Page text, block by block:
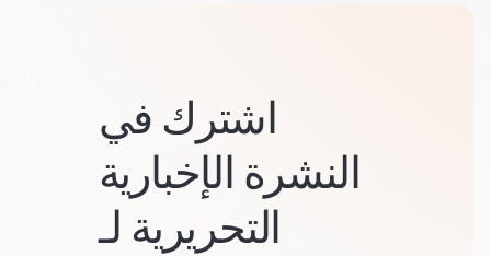
اشترك في
النشرة الإخبارية
التحريرية لـ